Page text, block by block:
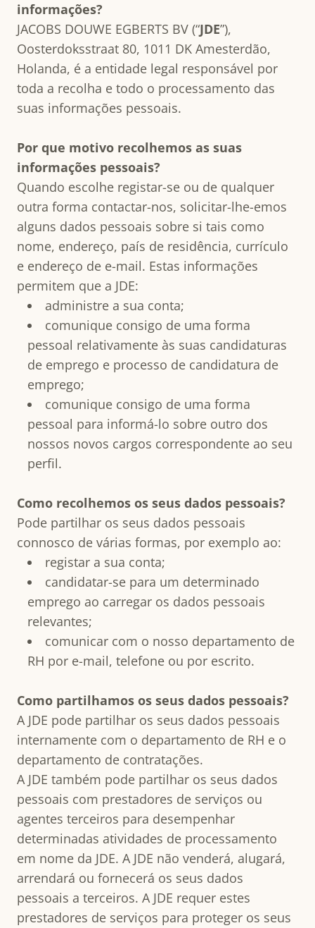
informações?
JACOBS DOUWE EGBERTS BV (“JDE”),
Oosterdoksstraat 80, 1011 DK Amesterdão,
Holanda, é a entidade legal responsável por
toda a recolha e todo o processamento das
suas informações pessoais.
Por que motivo recolhemos as suas
informações pessoais?
Quando escolhe registar-se ou de qualquer
outra forma contactar-nos, solicitar-lhe-emos
alguns dados pessoais sobre si tais como
nome, endereço, país de residência, currículo
e endereço de e-mail. Estas informações
permitem que a JDE:
administre a sua conta;
comunique consigo de uma forma
pessoal relativamente às suas candidaturas
de emprego e processo de candidatura de
emprego;
comunique consigo de uma forma
pessoal para informá-lo sobre outro dos
nossos novos cargos correspondente ao seu
perfil.
Como recolhemos os seus dados pessoais?
Pode partilhar os seus dados pessoais
connosco de várias formas, por exemplo ao:
registar a sua conta;
candidatar-se para um determinado
emprego ao carregar os dados pessoais
relevantes;
comunicar com o nosso departamento de
RH por e-mail, telefone ou por escrito.
Como partilhamos os seus dados pessoais?
A JDE pode partilhar os seus dados pessoais
internamente com o departamento de RH e o
departamento de contratações.
A JDE também pode partilhar os seus dados
pessoais com prestadores de serviços ou
agentes terceiros para desempenhar
determinadas atividades de processamento
em nome da JDE. A JDE não venderá, alugará,
arrendará ou fornecerá os seus dados
pessoais a terceiros. A JDE requer estes
prestadores de serviços para proteger os seus